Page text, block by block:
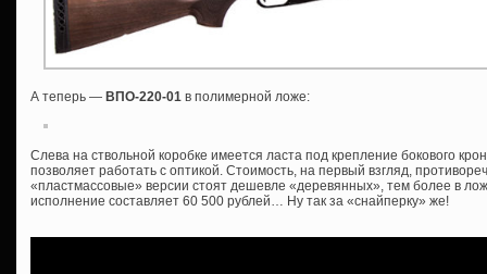
А теперь — ВПО-220-01 в полимерной ложе:
Слева на ствольной коробке имеется ласта под крепление бокового
позволяет работать с оптикой. Стоимость, на первый взгляд,
«пластмассовые» версии стоят дешевле «деревянных», тем более в
исполнение составляет 60 500 рублей… Ну так за «снайперку» же!